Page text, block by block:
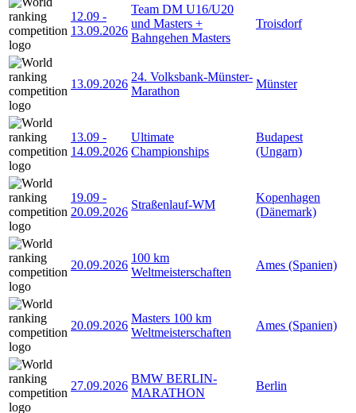
12.09 -
13.09.2026
Team DM U16/U20
und Masters +
Bahngehen Masters
Troisdorf
13.09.2026
24. Volksbank-Münster-
Marathon
Münster
13.09 -
14.09.2026
Ultimate
Championships
Budapest
(Ungarn)
19.09 -
20.09.2026
Straßenlauf-WM
Kopenhagen
(Dänemark)
20.09.2026
100 km
Weltmeisterschaften
Ames (Spanien)
20.09.2026
Masters 100 km
Weltmeisterschaften
Ames (Spanien)
27.09.2026
BMW BERLIN-
MARATHON
Berlin